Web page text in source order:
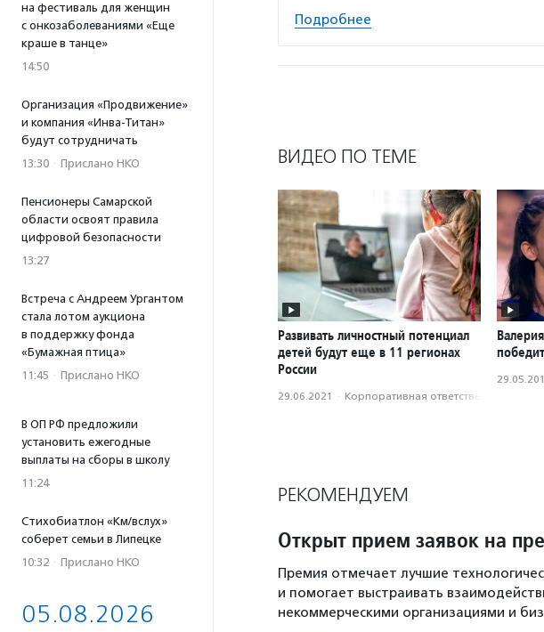
на фестиваль для женщин
с онкозаболеваниями «Еще
краше в танце»
14:50
Организация «Продвижение»
и компания «Инва-Титан»
будут сотрудничать
13:30 · Прислано НКО
Пенсионеры Самарской
области освоят правила
цифровой безопасности
13:27
Встреча с Андреем Ургантом
стала лотом аукциона
в поддержку фонда
«Бумажная птица»
11:45 · Прислано НКО
В ОП РФ предложили
установить ежегодные
выплаты на сборы в школу
11:24
Стихобиатлон «Км/вслух»
соберет семьи в Липецке
10:32 · Прислано НКО
05.08.2026
Подробнее
ВИДЕО ПО ТЕМЕ
Развивать личностный потенциал
детей будут еще в 11 регионах
России
29.06.2021 · Корпоративная ответственность
РЕКОМЕНДУЕМ
Открыт прием заявок на
Премия отмечает лучшие
и помогает выстраивать
некоммерческими организациями и